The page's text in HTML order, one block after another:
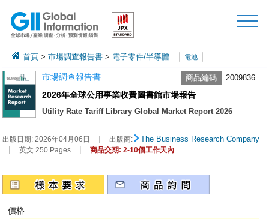
首頁 >市場調查報告書 > 電子零件/半導體 電池
市場調查報告書 商品編碼 2009836
2026年全球公用事業收費圖書館市場報告
Utility Rate Tariff Library Global Market Report 2026
出版日期:2026年04月06日 | 出版商: The Business Research Company
| 英文 250 Pages | 商品交期: 2-10個工作天內
價格